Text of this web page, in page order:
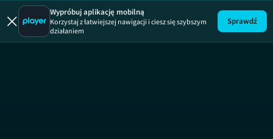
JuliaJulia, odcinek 186 Julia, odcinek
Wypróbuj aplikację mobilną
Korzystaj z łatwiejszej nawigacji i ciesz się szybszym
działaniem
Sprawdź